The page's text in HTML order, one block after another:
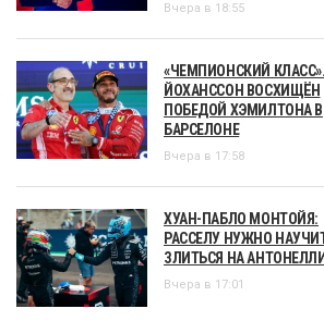
Вчера в 18:55
«ЧЕМПИОНСКИЙ КЛАСС».
ЙОХАНССОН ВОСХИЩЁН
ПОБЕДОЙ ХЭМИЛТОНА В
БАРСЕЛОНЕ
Вчера в 17:58
ХУАН-ПАБЛО МОНТОЙЯ:
РАССЕЛУ НУЖНО
ЗЛИТЬСЯ НА АНТОНЕЛЛИ
Вчера в 17:01